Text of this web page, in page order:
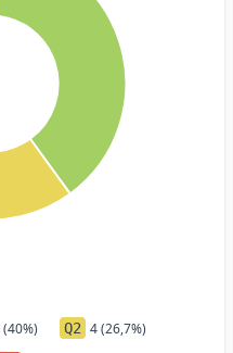
(40%) Q2 4 (26,7%)